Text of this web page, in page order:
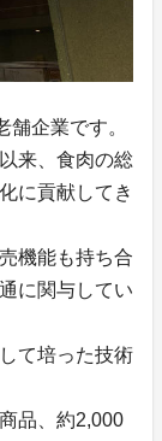
企業です。
来、食肉の総
に貢献してき
機能も持ち合
に関与してい
て培った技術
品、約2,000